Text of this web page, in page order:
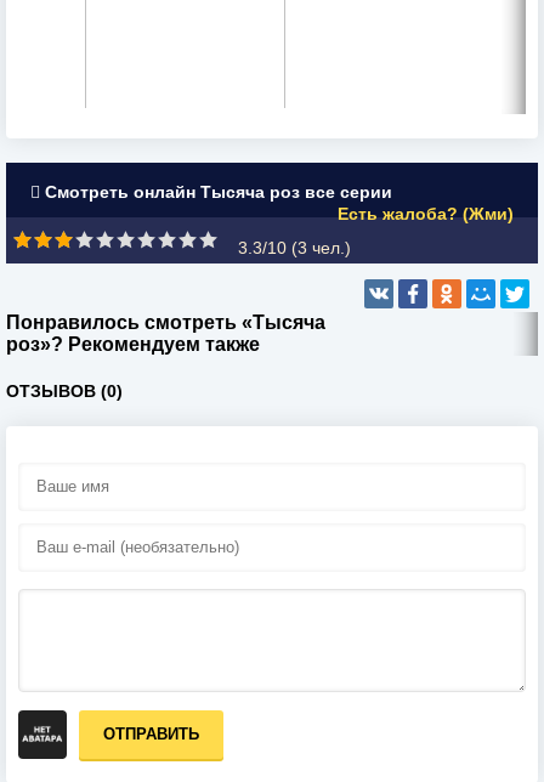
Смотреть онлайн Тысяча роз все серии
Есть жалоба? (Жми)
3.3/10 (3 чел.)
Понравилось смотреть «Тысяча
роз»? Рекомендуем также
ОТЗЫВОВ (0)
ОТПРАВИТЬ